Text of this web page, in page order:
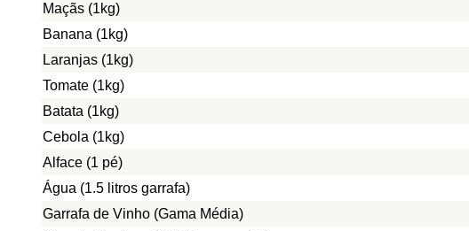
Maçãs (1kg)
Banana (1kg)
Laranjas (1kg)
Tomate (1kg)
Batata (1kg)
Cebola (1kg)
Alface (1 pé)
Água (1.5 litros garrafa)
Garrafa de Vinho (Gama Média)